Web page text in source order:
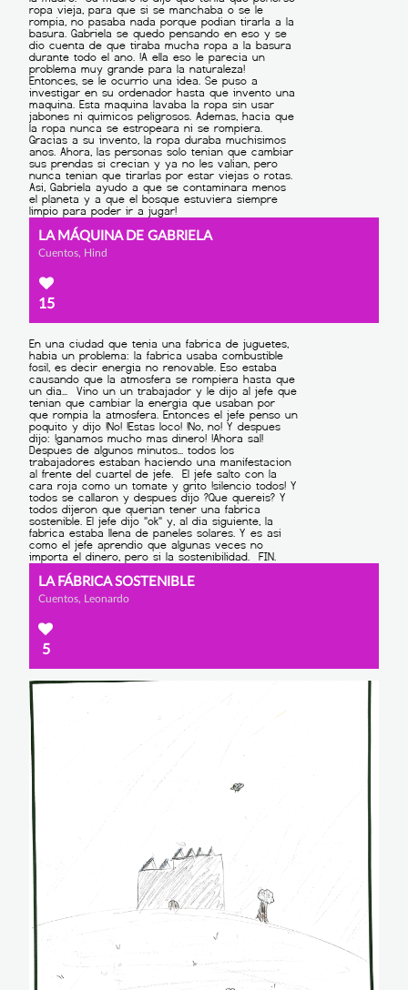
LA MÁQUINA DE GABRIELA
Cuentos, Hind
15
LA FÁBRICA SOSTENIBLE
Cuentos, Leonardo
5